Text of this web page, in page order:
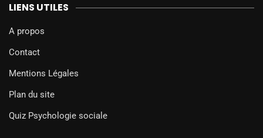
LIENS UTILES
A propos
Contact
Mentions Légales
Plan du site
Quiz Psychologie sociale